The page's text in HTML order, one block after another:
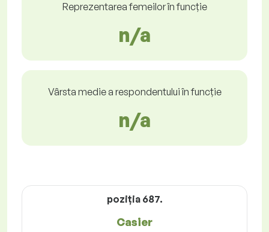
Reprezentarea femeilor în funcție
n/a
Vârsta medie a respondentului în funcție
n/a
poziţia 687.
Casier